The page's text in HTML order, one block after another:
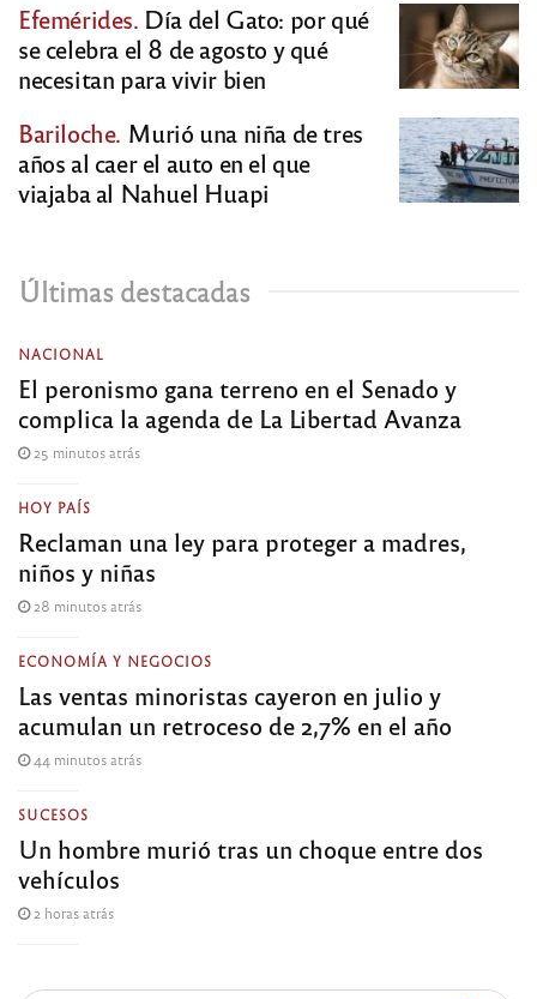
Efemérides. Día del Gato: por qué
se celebra el 8 de agosto y qué
necesitan para vivir bien
Bariloche. Murió una niña de tres
años al caer el auto en el que
viajaba al Nahuel Huapi
Últimas destacadas
NACIONAL
El peronismo gana terreno en el Senado y
complica la agenda de La Libertad Avanza
25 minutos atrás
HOY PAÍS
Reclaman una ley para proteger a madres,
niños y niñas
28 minutos atrás
ECONOMÍA Y NEGOCIOS
Las ventas minoristas cayeron en julio y
acumulan un retroceso de 2,7% en el año
44 minutos atrás
SUCESOS
Un hombre murió tras un choque entre dos
vehículos
2 horas atrás